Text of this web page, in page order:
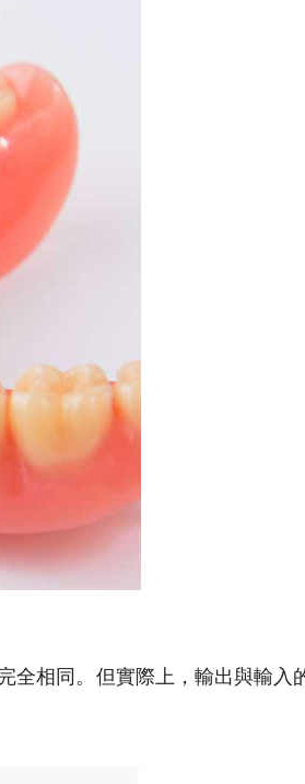
相同。但實際上，輸出與輸入